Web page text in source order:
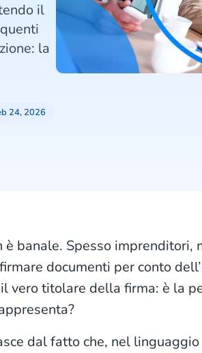
il
la
24, 2026
è banale. Spesso imprenditori,
documenti per conto
vero titolare della firma: è la
dal fatto che, nel